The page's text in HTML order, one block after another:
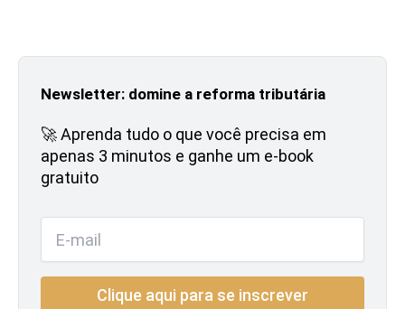
Newsletter: domine a reforma tributária
🚀 Aprenda tudo o que você precisa em
apenas 3 minutos e ganhe um e-book
gratuito